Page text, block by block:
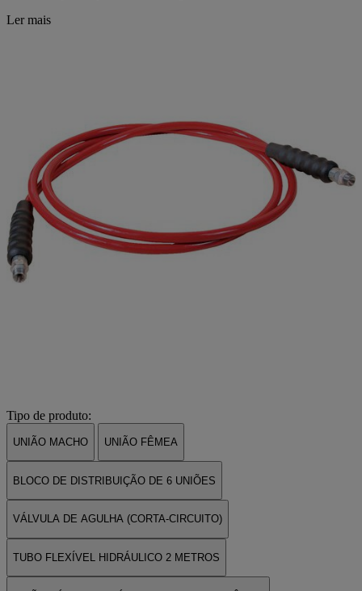
Ler mais
Tipo de produto:
UNIÃO MACHO UNIÃO FÊMEA
BLOCO DE DISTRIBUIÇÃO DE 6 UNIÕES
VÁLVULA DE AGULHA (CORTA-CIRCUITO)
TUBO FLEXÍVEL HIDRÁULICO 2 METROS